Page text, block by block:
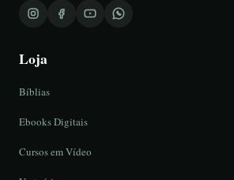
Loja
Bíblias
Ebooks Digitais
Cursos em Vídeo